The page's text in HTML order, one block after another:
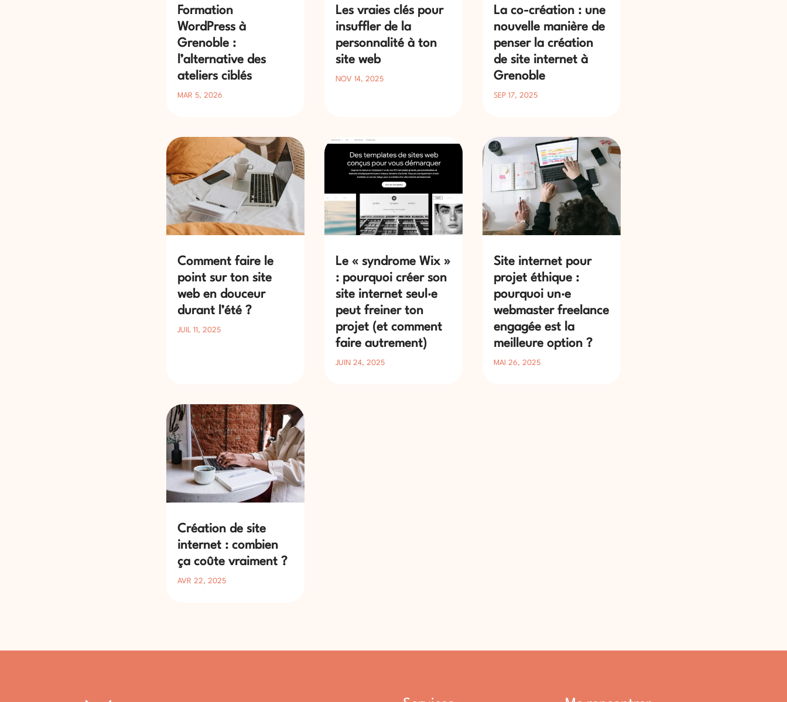
Formation
WordPress à
Grenoble :
l’alternative des
ateliers ciblés
MAR 5, 2026
Les vraies clés pour
insuffler de la
personnalité à ton
site web
NOV 14, 2025
La co-création : une
nouvelle manière de
penser la création
de site internet à
Grenoble
SEP 17, 2025
Comment faire le
point sur ton site
web en douceur
durant l’été ?
JUIL 11, 2025
Le « syndrome Wix »
: pourquoi créer son
site internet seul·e
peut freiner ton
projet (et comment
faire autrement)
JUIN 24, 2025
Site internet pour
projet éthique :
pourquoi un·e
webmaster freelance
engagée est la
meilleure option ?
MAI 26, 2025
Création de site
internet : combien
ça coûte vraiment ?
AVR 22, 2025